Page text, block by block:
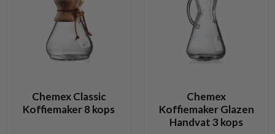
Chemex Classic
Koffiemaker 8 kops
Chemex
Koffiemaker Glazen
Handvat 3 kops